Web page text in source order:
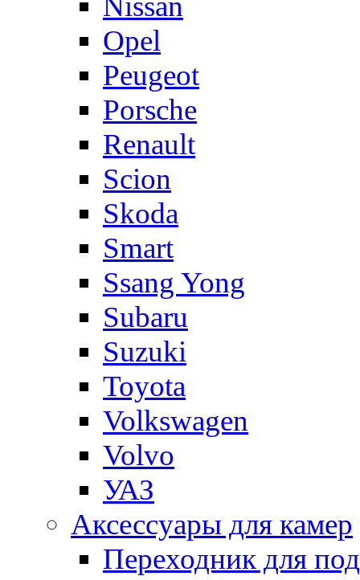
Opel
Peugeot
Porsche
Renault
Scion
Skoda
Smart
Ssang Yong
Subaru
Suzuki
Toyota
Volkswagen
Volvo
УАЗ
Аксессуары для камер
Переходник для